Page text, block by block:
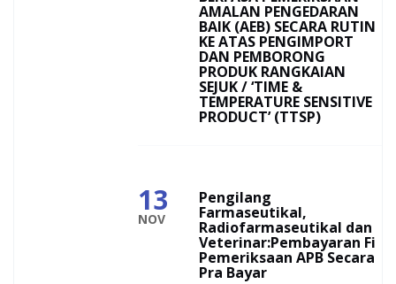
AMALAN PENGEDARAN
BAIK (AEB) SECARA RUTIN
KE ATAS PENGIMPORT
DAN PEMBORONG
PRODUK RANGKAIAN
SEJUK / ‘TIME &
TEMPERATURE SENSITIVE
PRODUCT’ (TTSP)
13
NOV
Pengilang
Farmaseutikal,
Radiofarmaseutikal dan
Veterinar:Pembayaran Fi
Pemeriksaan APB Secara
Pra Bayar